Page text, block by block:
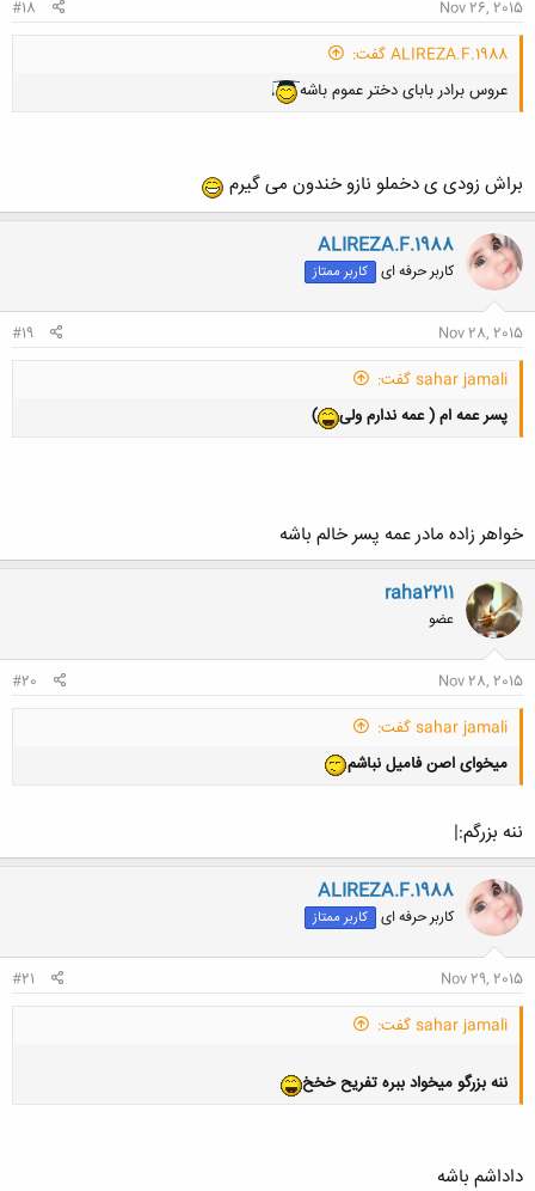
Nov 26, 2015
#18
ALIREZA.F.1988 گفت:
عروس برادر بابای دختر عموم باشه
براش زودی ی دخملو نازو خندون می گیرم
ALIREZA.F.1988
کاربر حرفه ای کاربر ممتاز
Nov 28, 2015
#19
sahar jamali گفت:
پسر عمه ام ( عمه ندارم ولی
)
خواهر زاده مادر عمه پسر خالم باشه
raha2211
عضو
Nov 28, 2015
#20
sahar jamali گفت:
میخوای اصن فامیل نباشم
ننه بزرگم:|
ALIREZA.F.1988
کاربر حرفه ای کاربر ممتاز
Nov 29, 2015
#21
sahar jamali گفت:
ننه بزرگو میخواد ببره تفریح خخخ
داداشم باشه